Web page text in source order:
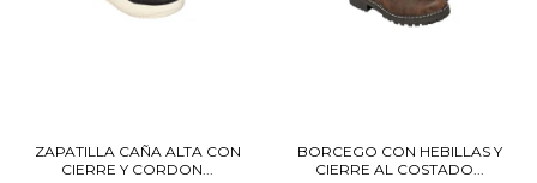
ZAPATILLA CAÑA ALTA CON
CIERRE Y CORDON...
BORCEGO CON HEBILLAS Y
CIERRE AL COSTADO...